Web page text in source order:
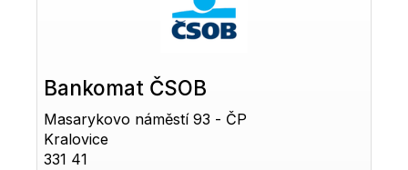
Bankomat ČSOB
Masarykovo náměstí 93 - ČP
Kralovice
331 41